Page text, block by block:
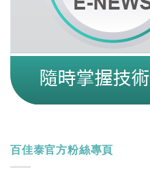
百佳泰官方粉絲專頁